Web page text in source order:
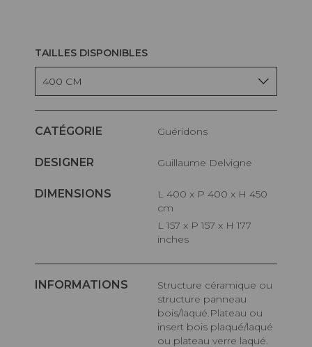
TAILLES DISPONIBLES
400 CM
CATÉGORIE Guéridons
DESIGNER Guillaume Delvigne
DIMENSIONS
L 400 x P 400 x H 450
cm
L 157 x P 157 x H 177
inches
INFORMATIONS
Structure céramique ou
structure panneau
bois/laqué.Plateau ou
insert bois plaqué/laqué
ou plateau verre laqué.